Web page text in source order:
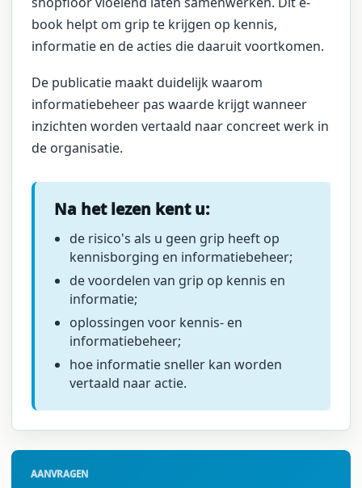
book helpt om grip te krijgen op kennis,
informatie en de acties die daaruit voortkomen.
De publicatie maakt duidelijk waarom
informatiebeheer pas waarde krijgt wanneer
inzichten worden vertaald naar concreet werk in
de organisatie.
Na het lezen kent u:
de risico's als u geen grip heeft op
kennisborging en informatiebeheer;
de voordelen van grip op kennis en
informatie;
oplossingen voor kennis- en
informatiebeheer;
hoe informatie sneller kan worden
vertaald naar actie.
AANVRAGEN